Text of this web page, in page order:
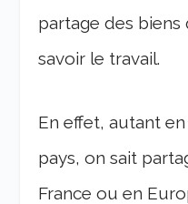
partage des biens
savoir le travail.
En effet, autant
pays, on sait
France ou en